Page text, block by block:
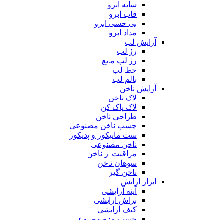
سایه ابرو
قاب ابرو
بی حسی ابرو
مداد ابرو
آرایش لب
رژ لب
رژ لب مایع
خط لب
بالم لب
آرایش ناخن
لاک ناخن
لاک پاک کن
طراحی ناخن
چسب ناخن مصنوعی
ست مانیکور و پدیکور
ناخن مصنوعی
مراقبت از ناخن
سوهان ناخن
ناخن گیر
ابزار ارایش
آینه آرایشی
براش آرایشی
کیف آرایشی